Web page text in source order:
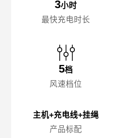
3小时
最快充电时长
5档
风速档位
主机+充电线+挂绳
产品标配